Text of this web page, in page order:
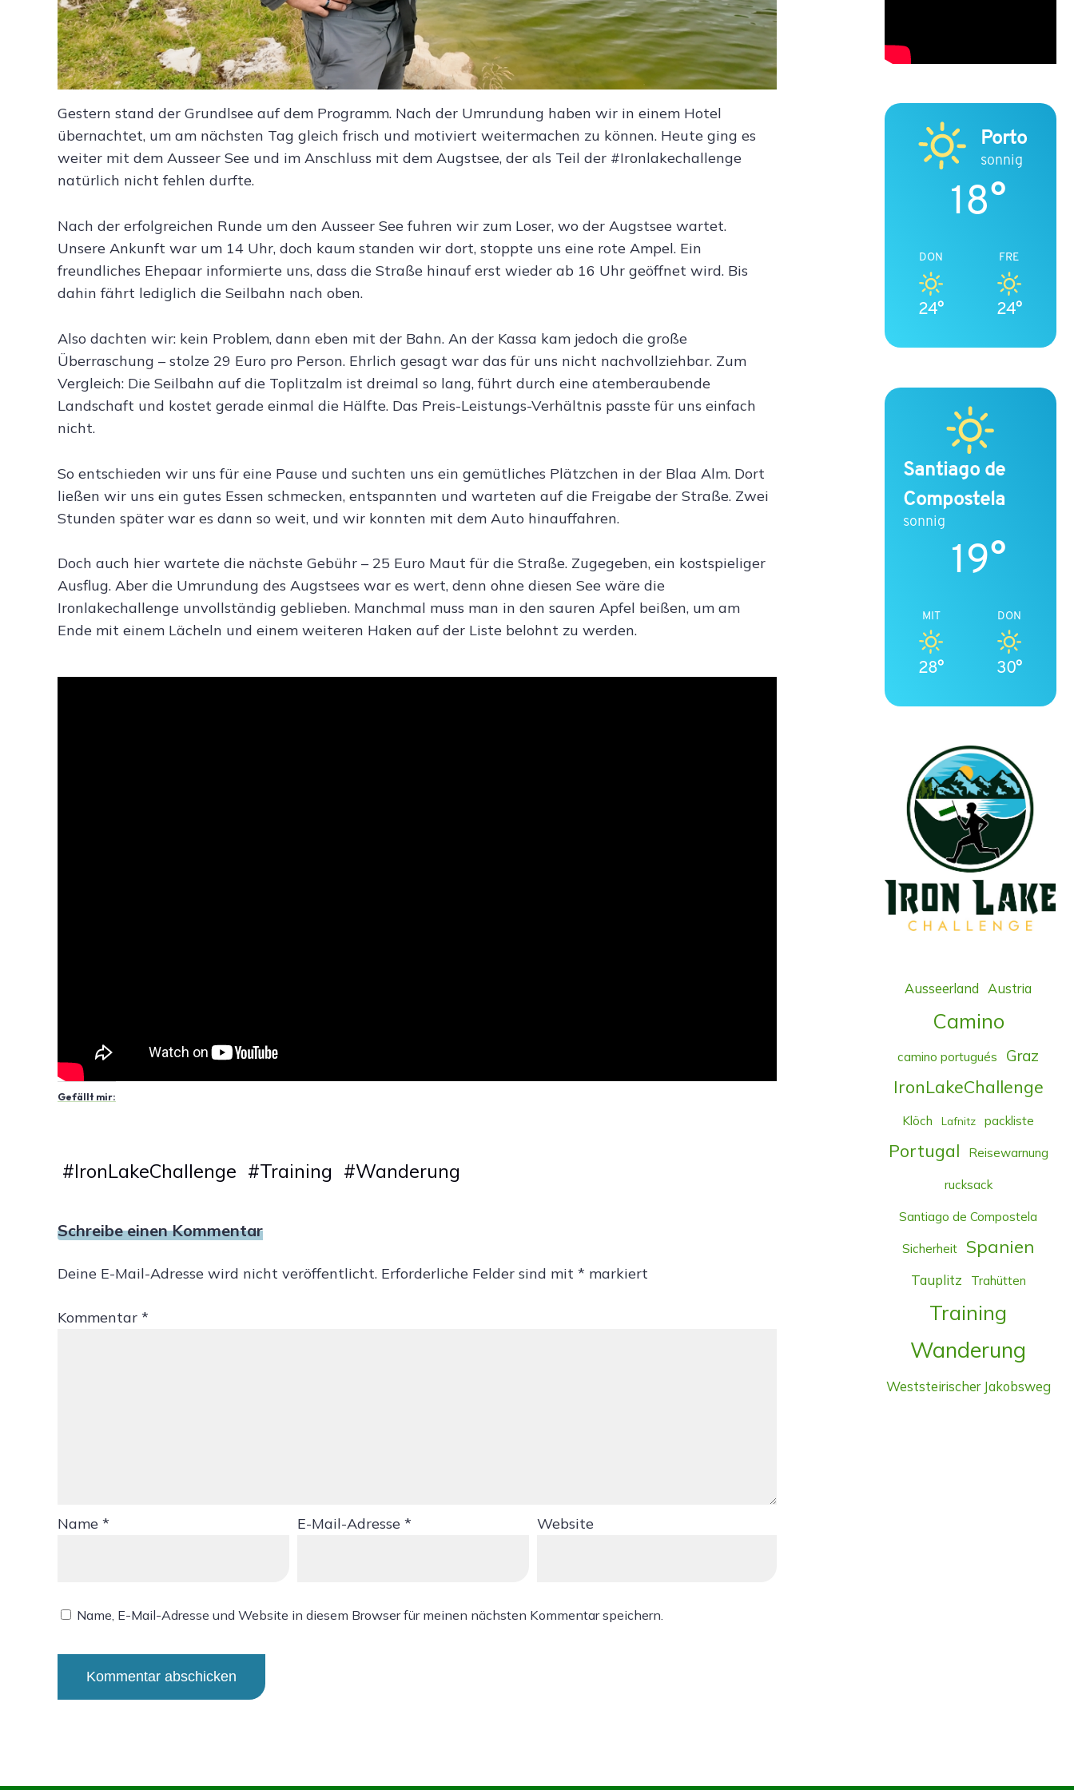
Gestern stand der Grundlsee auf dem Programm. Nach der Umrundung haben wir in einem Hotel
übernachtet, um am nächsten Tag gleich frisch und motiviert weitermachen zu können. Heute ging es
weiter mit dem Ausseer See und im Anschluss mit dem Augstsee, der als Teil der #Ironlakechallenge
natürlich nicht fehlen durfte.
Nach der erfolgreichen Runde um den Ausseer See fuhren wir zum Loser, wo der Augstsee wartet.
Unsere Ankunft war um 14 Uhr, doch kaum standen wir dort, stoppte uns eine rote Ampel. Ein
freundliches Ehepaar informierte uns, dass die Straße hinauf erst wieder ab 16 Uhr geöffnet wird. Bis
dahin fährt lediglich die Seilbahn nach oben.
Also dachten wir: kein Problem, dann eben mit der Bahn. An der Kassa kam jedoch die große
Überraschung – stolze 29 Euro pro Person. Ehrlich gesagt war das für uns nicht nachvollziehbar. Zum
Vergleich: Die Seilbahn auf die Toplitzalm ist dreimal so lang, führt durch eine atemberaubende
Landschaft und kostet gerade einmal die Hälfte. Das Preis-Leistungs-Verhältnis passte für uns einfach
nicht.
So entschieden wir uns für eine Pause und suchten uns ein gemütliches Plätzchen in der Blaa Alm. Dort
ließen wir uns ein gutes Essen schmecken, entspannten und warteten auf die Freigabe der Straße. Zwei
Stunden später war es dann so weit, und wir konnten mit dem Auto hinauffahren.
Doch auch hier wartete die nächste Gebühr – 25 Euro Maut für die Straße. Zugegeben, ein kostspieliger
Ausflug. Aber die Umrundung des Augstsees war es wert, denn ohne diesen See wäre die
Ironlakechallenge unvollständig geblieben. Manchmal muss man in den sauren Apfel beißen, um am
Ende mit einem Lächeln und einem weiteren Haken auf der Liste belohnt zu werden.
Gefällt mir:
#IronLakeChallenge #Training #Wanderung
Schreibe einen Kommentar
Deine E-Mail-Adresse wird nicht veröffentlicht. Erforderliche Felder sind mit * markiert
Kommentar *
Name * E-Mail-Adresse * Website
Name, E-Mail-Adresse und Website in diesem Browser für meinen nächsten Kommentar speichern.
Porto
sonnig
18°
DON
24°
FRE
24°
Santiago de
Compostela
sonnig
19°
MIT
28°
DON
30°
Ausseerland Austria
Camino
camino portugués Graz
IronLakeChallenge
Klöch Lafnitz packliste
Portugal Reisewarnung
rucksack
Santiago de Compostela
Sicherheit Spanien
Tauplitz Trahütten
Training
Wanderung
Weststeirischer Jakobsweg